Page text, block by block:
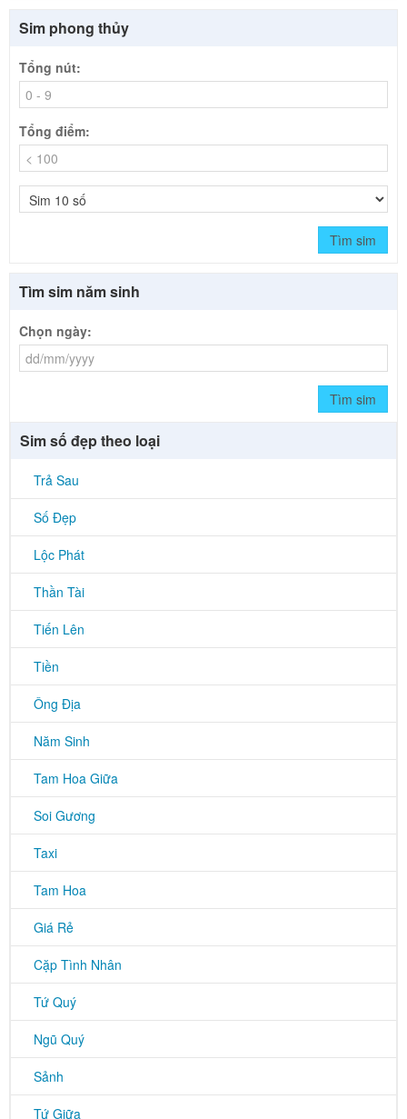
Sim phong thủy
Tổng nút:
Tổng điểm:
Tìm sim
Tìm sim năm sinh
Chọn ngày:
Tìm sim
Sim số đẹp theo loại
Trả Sau
Số Đẹp
Lộc Phát
Thần Tài
Tiến Lên
Tiền
Ông Địa
Năm Sinh
Tam Hoa Giữa
Soi Gương
Taxi
Tam Hoa
Giá Rẻ
Cặp Tình Nhân
Tứ Quý
Ngũ Quý
Sảnh
Tứ Giữa